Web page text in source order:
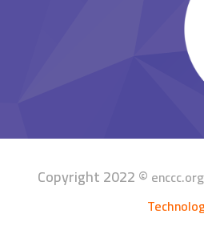
Copyright 2022 ©enccc.org